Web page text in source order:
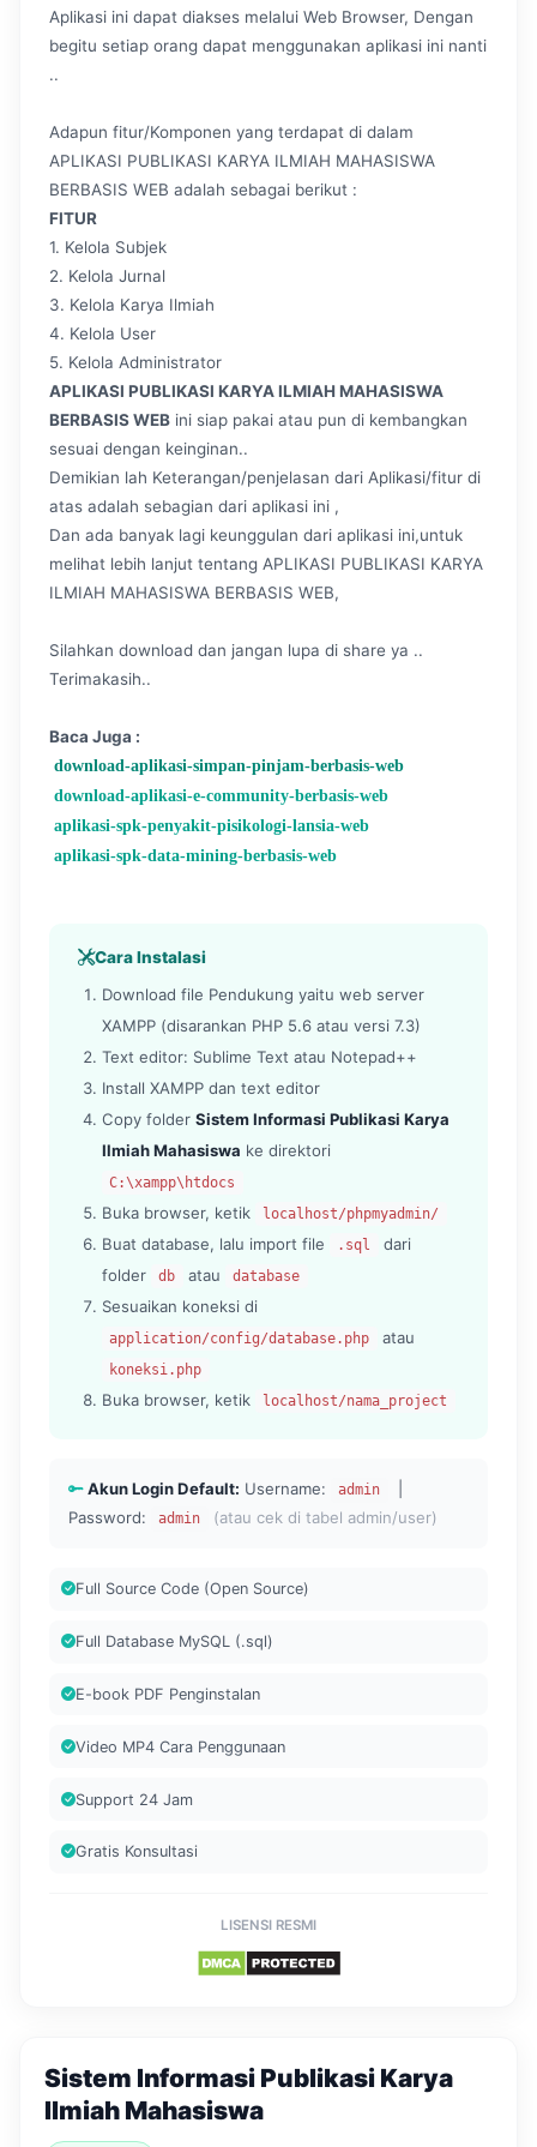
Aplikasi ini dapat diakses melalui Web Browser, Dengan
begitu setiap orang dapat menggunakan aplikasi ini nanti
..
Adapun fitur/Komponen yang terdapat di dalam
APLIKASI PUBLIKASI KARYA ILMIAH MAHASISWA
BERBASIS WEB adalah sebagai berikut :
FITUR
1. Kelola Subjek
2. Kelola Jurnal
3. Kelola Karya Ilmiah
4. Kelola User
5. Kelola Administrator
APLIKASI PUBLIKASI KARYA ILMIAH MAHASISWA
BERBASIS WEB ini siap pakai atau pun di kembangkan
sesuai dengan keinginan..
Demikian lah Keterangan/penjelasan dari Aplikasi/fitur di
atas adalah sebagian dari aplikasi ini ,
Dan ada banyak lagi keunggulan dari aplikasi ini,untuk
melihat lebih lanjut tentang APLIKASI PUBLIKASI KARYA
ILMIAH MAHASISWA BERBASIS WEB,
Silahkan download dan jangan lupa di share ya ..
Terimakasih..
Baca Juga :
download-aplikasi-simpan-pinjam-berbasis-web
download-aplikasi-e-community-berbasis-web
aplikasi-spk-penyakit-pisikologi-lansia-web
aplikasi-spk-data-mining-berbasis-web
Cara Instalasi
Download file Pendukung yaitu web server
XAMPP (disarankan PHP 5.6 atau versi 7.3)
Text editor: Sublime Text atau Notepad++
Install XAMPP dan text editor
Copy folder Sistem Informasi Publikasi Karya
Ilmiah Mahasiswa ke direktori
C:\xampp\htdocs
Buka browser, ketik localhost/phpmyadmin/
Buat database, lalu import file .sql
dari
folder
db atau database
Sesuaikan koneksi di
application/config/database.php atau
koneksi.php
Buka browser, ketik localhost/nama_project
Akun Login Default: Username: admin
Password:
admin (atau cek di tabel admin/user)
Full Source Code (Open Source)
Full Database MySQL (.sql)
E-book PDF Penginstalan
Video MP4 Cara Penggunaan
Support 24 Jam
Gratis Konsultasi
LISENSI RESMI
Sistem Informasi Publikasi Karya
Ilmiah Mahasiswa